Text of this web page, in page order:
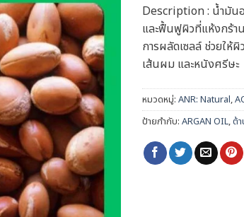
Description : น้ำมัน
และฟื้นฟูผิวที่แห้งกร้า
การผลัดเซลล์ ช่วยให้
เส้นผม และหนังศรีษะ
หมวดหมู่: ANR: Natural,
ป้ายกำกับ: ARGAN OIL,ต้